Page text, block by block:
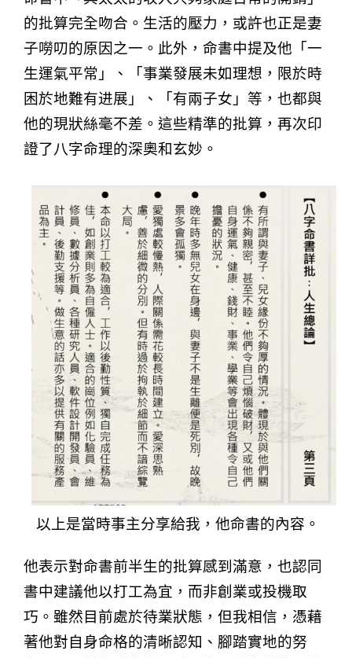
的批算完全吻合。生活的壓力，或許也正是妻
子嘮叨的原因之一。此外，命書中提及他「一
生運氣平常」、「事業發展未如理想，限於時
困於地難有进展」、「有兩子女」等，也都與
他的現狀絲毫不差。這些精準的批算，再次印
證了八字命理的深奧和玄妙。
以上是當時事主分享給我，他命書的內容。
他表示對命書前半生的批算感到滿意，也認同
書中建議他以打工為宜，而非創業或投機取
巧。雖然目前處於待業狀態，但我相信，憑藉
著他對自身命格的清晰認知、腳踏實地的努